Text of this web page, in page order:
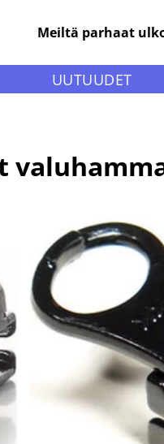
Meiltä parhaat
UUTUUDET